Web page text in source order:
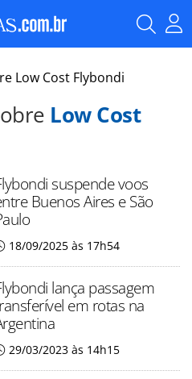
Low Cost Flybondi
Low Cost
suspende voos
Buenos Aires e São
18/09/2025 às 17h54
lança passagem
em rotas na
29/03/2023 às 14h15